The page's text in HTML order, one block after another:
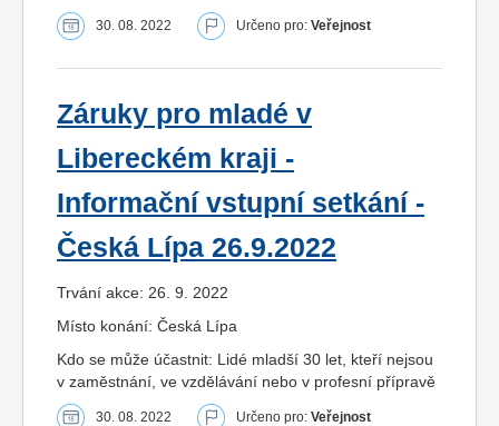
30. 08. 2022 Určeno pro: Veřejnost
Záruky pro mladé v
Libereckém kraji -
Informační vstupní setkání -
Česká Lípa 26.9.2022
Trvání akce: 26. 9. 2022
Místo konání: Česká Lípa
Kdo se může účastnit: Lidé mladší 30 let, kteří nejsou
v zaměstnání, ve vzdělávání nebo v profesní přípravě
30. 08. 2022 Určeno pro: Veřejnost